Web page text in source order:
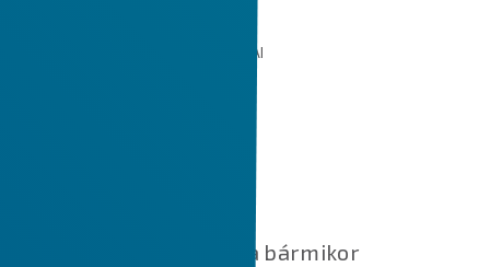
AZ ÁLTALUNK HASZNÁLT SÜTIK TÍPUSAI
A fenti gombra kattintva bármikor